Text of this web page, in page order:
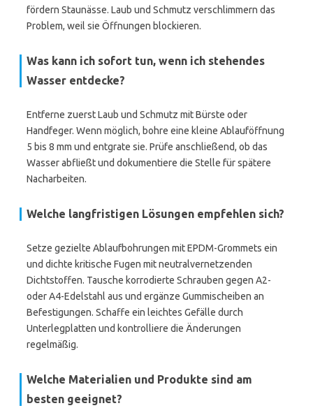
fördern Staunässe. Laub und Schmutz verschlimmern das
Problem, weil sie Öffnungen blockieren.
Was kann ich sofort tun, wenn ich stehendes
Wasser entdecke?
Entferne zuerst Laub und Schmutz mit Bürste oder
Handfeger. Wenn möglich, bohre eine kleine Ablauföffnung
5 bis 8 mm und entgrate sie. Prüfe anschließend, ob das
Wasser abfließt und dokumentiere die Stelle für spätere
Nacharbeiten.
Welche langfristigen Lösungen empfehlen sich?
Setze gezielte Ablaufbohrungen mit EPDM-Grommets ein
und dichte kritische Fugen mit neutralvernetzenden
Dichtstoffen. Tausche korrodierte Schrauben gegen A2-
oder A4-Edelstahl aus und ergänze Gummischeiben an
Befestigungen. Schaffe ein leichtes Gefälle durch
Unterlegplatten und kontrolliere die Änderungen
regelmäßig.
Welche Materialien und Produkte sind am
besten geeignet?